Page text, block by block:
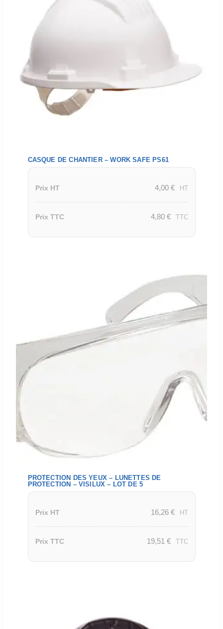
CASQUE DE CHANTIER – WORK SAFE PS61
Prix HT 4,00 € HT
Prix TTC 4,80 € TTC
PROTECTION DES YEUX – LUNETTES DE
PROTECTION – VISILUX – LOT DE 5
Prix HT 16,26 € HT
Prix TTC 19,51 € TTC